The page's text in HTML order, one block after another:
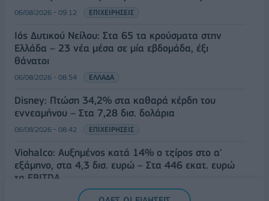
06/08/2026 - 09:12 ΕΠΙΧΕΙΡΗΣΕΙΣ
Ιός Δυτικού Νείλου: Στα 65 τα κρούσματα στην
Ελλάδα – 23 νέα μέσα σε μία εβδομάδα, έξι
θάνατοι
06/08/2026 - 08:54 ΕΛΛΑΔΑ
Disney: Πτώση 34,2% στα καθαρά κέρδη του
εννεαμήνου – Στα 7,28 δισ. δολάρια
06/08/2026 - 08:42 ΕΠΙΧΕΙΡΗΣΕΙΣ
Viohalco: Αυξημένος κατά 14% ο τζίρος στο α'
εξάμηνο, στα 4,3 δισ. ευρώ – Στα 446 εκατ. ευρώ
τα EBITDA